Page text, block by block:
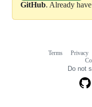
GitHub. Already
Terms Privacy
Do not